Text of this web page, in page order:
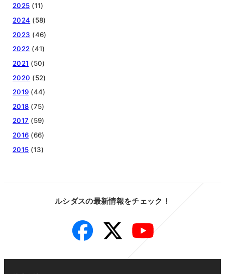
2025 (11)
2024 (58)
2023 (46)
2022 (41)
2021 (50)
2020 (52)
2019 (44)
2018 (75)
2017 (59)
2016 (66)
2015 (13)
ルシダスの最新情報をチェック！
Facebook Twitter YouTube